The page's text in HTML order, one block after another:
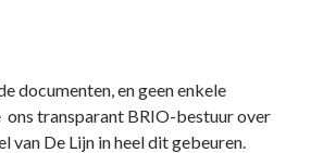
documenten, en geen enkele
transparant BRIO-bestuur over
van De Lijn in heel dit gebeuren.